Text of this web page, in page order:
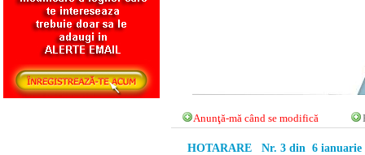
Anunţă-mă când se modifică
HOTARARE Nr. 3 din 6 ianuarie